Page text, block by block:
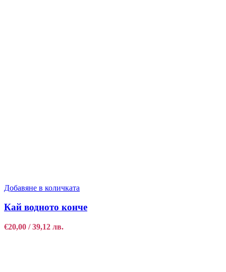
Добавяне в количката
Кай водното конче
€20,00 / 39,12 лв.